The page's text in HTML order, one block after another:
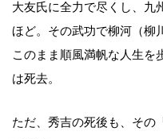
大友氏に全力で尽くし、九
ほど。その武功で柳河（柳
このまま順風満帆な人生を
は死去。
ただ、秀吉の死後も、その